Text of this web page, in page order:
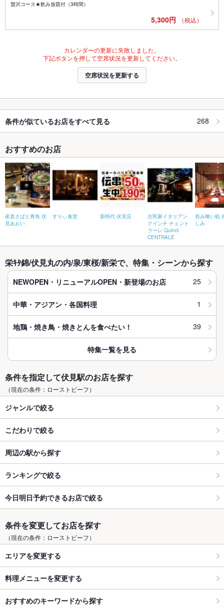
贅沢コース★飲み放題付（3時間）
5,300円 （税込）
カレンダーの更新に失敗しました。
下記ボタンを押して空席状況を更新してください。
空席状況を更新する
条件が似ているお店をすべて見る 268
おすすめのお店
産直さばと青魚 伏
見あおい
すりぃ食堂 新時代 伏見店
古民家イタリアン
クインチ チェント
ラーレ Quinci
CENTRALE
呑み喰い処
しみ
栄ｷﾀ錦/伏見丸の内/泉/東桜/新栄で、特集・シーンから探す
NEWOPEN・リニューアルOPEN・新登場のお店 25
中華・アジアン・各国料理 1
地鶏・焼き鳥・焼きとんを食べたい！ 39
特集一覧を見る
条件を指定して伏見駅のお店を探す
（現在の条件：ローストビーフ）
ジャンルで絞る
こだわりで絞る
周辺の駅から探す
ランキングで絞る
今日明日予約できるお店で絞る
条件を変更してお店を探す
（現在の条件：ローストビーフ）
エリアを変更する
料理メニューを変更する
おすすめのキーワードから探す